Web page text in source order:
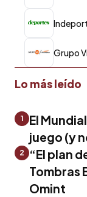
Grupo
Lo más leído
1
El
juego (y
2
“El plan
Tombras
Omint